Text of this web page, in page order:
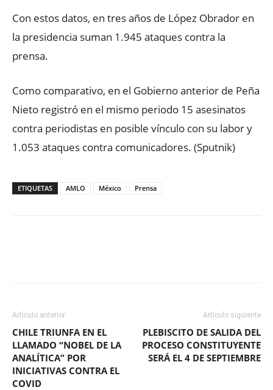
Con estos datos, en tres años de López Obrador en
la presidencia suman 1.945 ataques contra la
prensa.
Como comparativo, en el Gobierno anterior de Peña
Nieto registró en el mismo periodo 15 asesinatos
contra periodistas en posible vínculo con su labor y
1.053 ataques contra comunicadores. (Sputnik)
ETIQUETAS AMLO México Prensa
Artículo anterior
CHILE TRIUNFA EN EL
LLAMADO “NOBEL DE LA
ANALÍTICA” POR
INICIATIVAS CONTRA EL
COVID
Artículo siguiente
PLEBISCITO DE SALIDA DEL
PROCESO CONSTITUYENTE
SERÁ EL 4 DE SEPTIEMBRE